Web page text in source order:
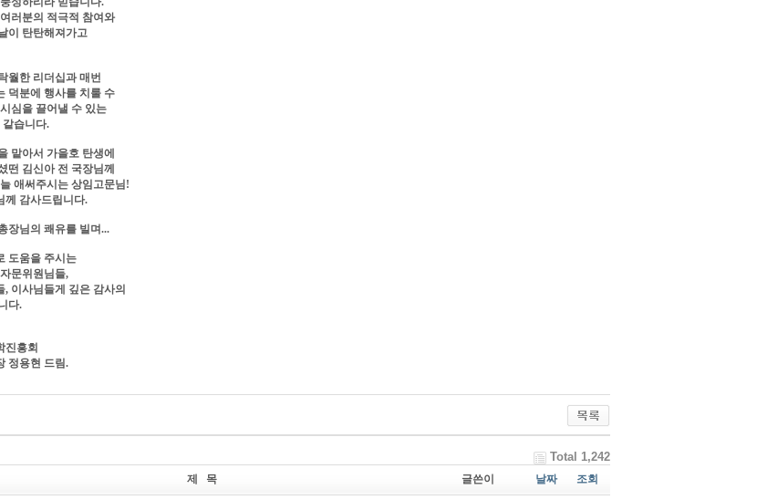
러분의 적극적 참여와
이 탄탄해져가고
월한 리더십과 매번
덕분에 행사를 치룰 수
심을 끌어낼 수 있는
같습니다.
맡아서 가을호 탄생에
떤 김신아 전 국장님께
애써주시는 상임고문님!
께 감사드립니다.
장님의 쾌유를 빌며...
도움을 주시는
문위원님들,
, 이사님들게 깊은 감사의
다.
진흥회
정용현 드림.
Total 1,242
제 목 글쓴이 날짜 조회